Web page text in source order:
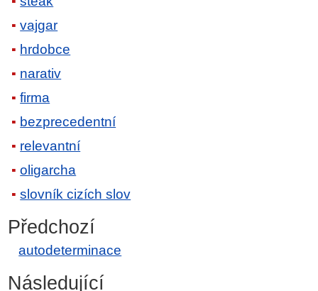
vajgar
hrdobce
narativ
firma
bezprecedentní
relevantní
oligarcha
slovník cizích slov
Předchozí
autodeterminace
Následující